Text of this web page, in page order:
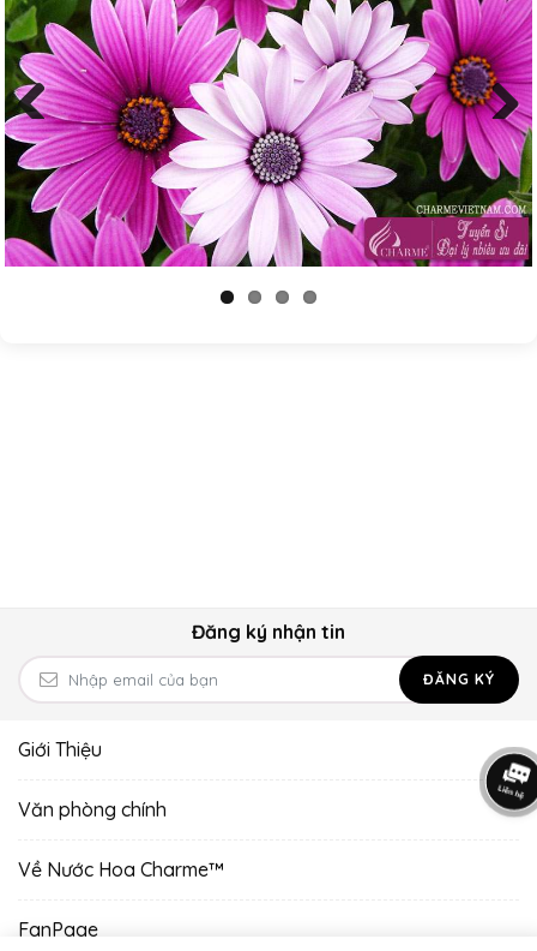
Previous Next
Đăng ký nhận tin
ĐĂNG KÝ
Giới Thiệu
Văn phòng chính
Về Nước Hoa Charme™
FanPage